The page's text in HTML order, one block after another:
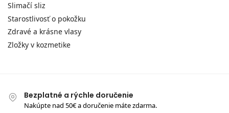
Slimačí sliz
Starostlivosť o pokožku
Zdravé a krásne vlasy
Zložky v kozmetike
Bezplatné a rýchle doručenie
Nakúpte nad 50€ a doručenie máte zdarma.